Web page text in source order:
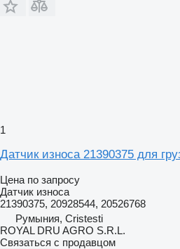
1
Датчик износа 21390375 для
Цена по запросу
Датчик износа
21390375, 20928544, 20526768
Румыния, Cristesti
ROYAL DRU AGRO S.R.L.
Связаться с продавцом